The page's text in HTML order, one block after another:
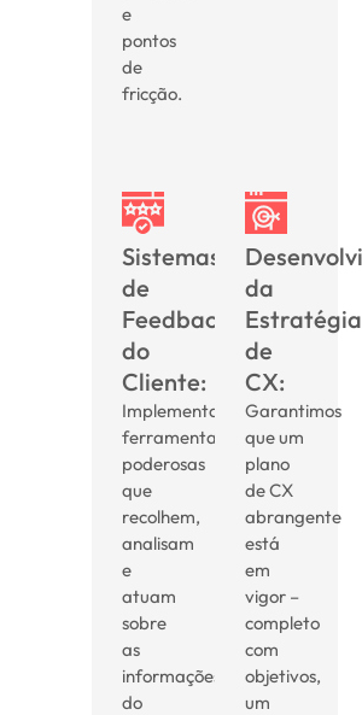
e
pontos
de
fricção.
Sistemas
de
Feedback
do
Cliente:
Implementamos
ferramentas
poderosas
que
recolhem,
analisam
e
atuam
sobre
as
informações
do
da
Estratégia
de
CX:
Garantimos
que um
plano
de CX
abrangente
está
em
vigor –
completo
com
objetivos,
um